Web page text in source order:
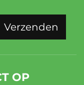
Verzenden
OP